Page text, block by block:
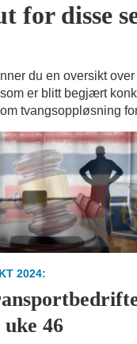
for disse
du en oversikt
er blitt begjært
tvangsoppløsning
2024:
46